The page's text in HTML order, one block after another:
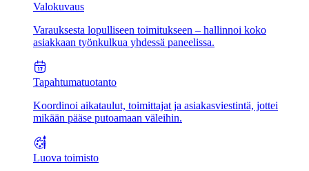
Valokuvaus
Varauksesta lopulliseen toimitukseen – hallinnoi koko
asiakkaan työnkulkua yhdessä paneelissa.
Tapahtumatuotanto
Koordinoi aikataulut, toimittajat ja asiakasviestintä, jottei
mikään pääse putoamaan väleihin.
Luova toimisto